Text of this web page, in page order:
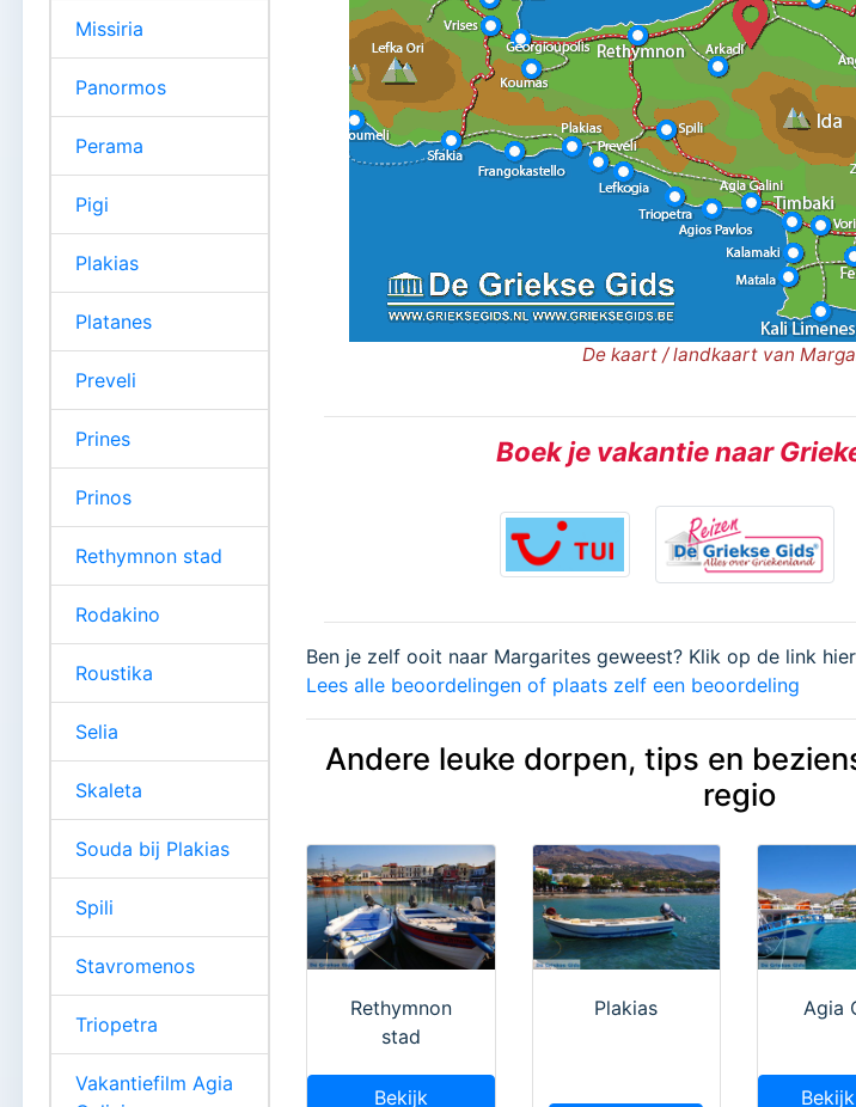
De kaart / landkaart van
Boek je vakantie naar
Ben je zelf ooit naar Margarites geweest? Klik op de link
Lees alle beoordelingen of plaats zelf een beoordeling
Andere leuke dorpen, tips en
regio
Rethymnon
stad
Bekijk
Plakias Agia
Missiria
Panormos
Perama
Pigi
Plakias
Platanes
Preveli
Prines
Prinos
Rethymnon stad
Rodakino
Roustika
Selia
Skaleta
Souda bij Plakias
Spili
Stavromenos
Triopetra
Vakantiefilm Agia